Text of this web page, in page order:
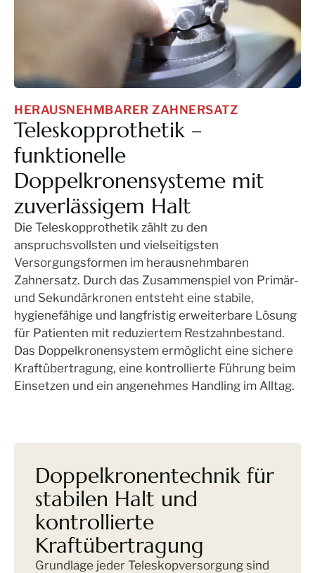
HERAUSNEHMBARER ZAHNERSATZ
Teleskopprothetik –
funktionelle
Doppelkronensysteme mit
zuverlässigem Halt
Die Teleskopprothetik zählt zu den
anspruchsvollsten und vielseitigsten
Versorgungsformen im herausnehmbaren
Zahnersatz. Durch das Zusammenspiel von Primär-
und Sekundärkronen entsteht eine stabile,
hygienefähige und langfristig erweiterbare Lösung
für Patienten mit reduziertem Restzahnbestand.
Das Doppelkronensystem ermöglicht eine sichere
Kraftübertragung, eine kontrollierte Führung beim
Einsetzen und ein angenehmes Handling im Alltag.
Doppelkronentechnik für
stabilen Halt und
kontrollierte
Kraftübertragung
Grundlage jeder Teleskopversorgung sind